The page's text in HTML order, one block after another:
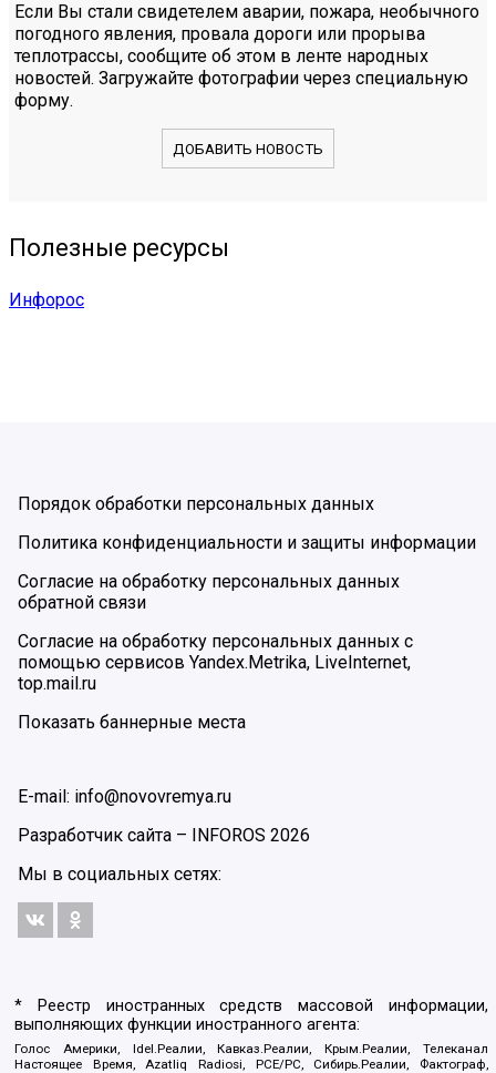
Если Вы стали свидетелем аварии, пожара, необычного
погодного явления, провала дороги или прорыва
теплотрассы, сообщите об этом в ленте народных
новостей. Загружайте фотографии через специальную
форму.
ДОБАВИТЬ НОВОСТЬ
Полезные ресурсы
Инфорос
Порядок обработки персональных данных
Политика конфиденциальности и защиты информации
Согласие на обработку персональных данных
обратной связи
Согласие на обработку персональных данных с
помощью сервисов Yandex.Metrika, LiveInternet,
top.mail.ru
Показать баннерные места
E-mail: info@novovremya.ru
Разработчик сайта – INFOROS 2026
Мы в социальных сетях:
* Реестр иностранных средств массовой информации,
выполняющих функции иностранного агента:
Голос Америки, Idel.Реалии, Кавказ.Реалии, Крым.Реалии, Телеканал
Настоящее Время, Azatliq Radiosi, PCE/PC, Сибирь.Реалии, Фактограф,